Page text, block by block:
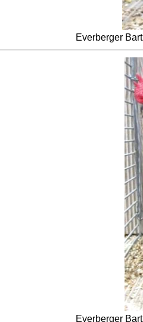
Everberger
Everberger